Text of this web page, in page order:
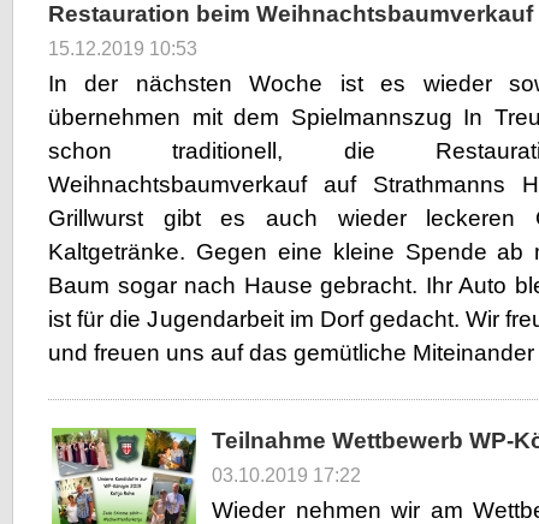
Restauration beim Weihnachtsbaumverkauf
15.12.2019 10:53
In der nächsten Woche ist es wieder
übernehmen mit dem Spielmannszug In
schon traditionell, die
Weihnachtsbaumverkauf auf Strathmanns
Grillwurst gibt es auch wieder leckeren
Kaltgetränke. Gegen eine kleine Spende
Baum sogar nach Hause gebracht. Ihr Auto
ist für die Jugendarbeit im Dorf gedacht. Wir
und freuen uns auf das gemütliche
Teilnahme Wettbewerb WP-
03.10.2019 17:22
Wieder nehmen wir am